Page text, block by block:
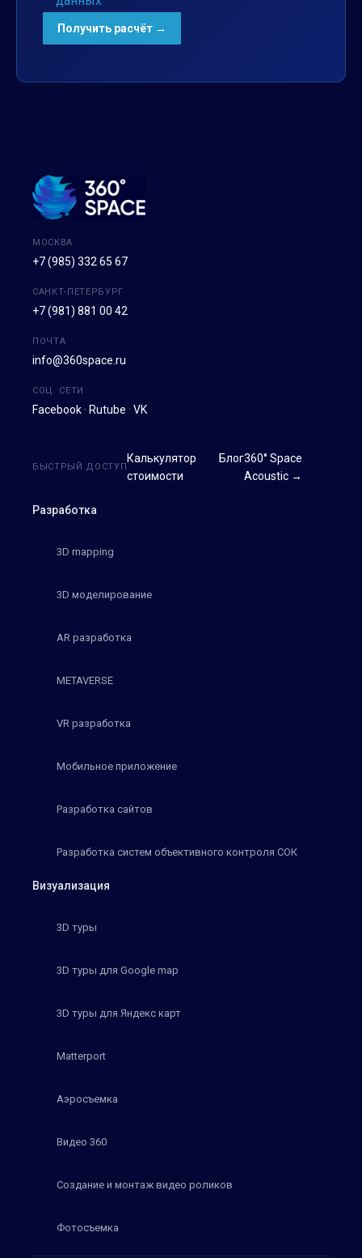
МОСКВА
+7 (985) 332 65 67
САНКТ-ПЕТЕРБУРГ
+7 (981) 881 00 42
ПОЧТА
info@360space.ru
СОЦ. СЕТИ
Facebook · Rutube · VK
Разработка
3D mapping
3D моделирование
AR разработка
METAVERSE
VR разработка
Мобильное приложение
Разработка сайтов
Разработка систем объективного контроля СОК
Визуализация
3D туры
3D туры для Google map
3D туры для Яндекс карт
Matterport
Аэросъемка
Видео 360
Создание и монтаж видео роликов
Фотосъемка
БЫСТРЫЙ ДОСТУП
Калькулятор
стоимости
Блог360° Space
Acoustic →